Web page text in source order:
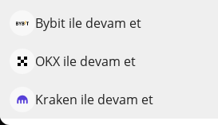
Bybit ile devam et
OKX ile devam et
Kraken ile devam et
$0,00031099
Piyasa değeri
QuantPilot, otonom ajanların
araştırması yürüttüğü uçtan uca bir
Ücretsiz deneyin